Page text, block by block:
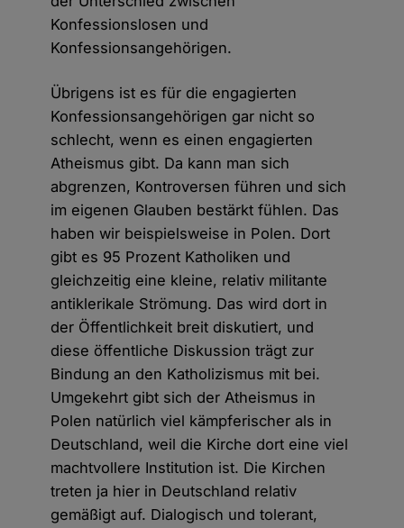
Konfessionslosen und
Konfessionsangehörigen.
Übrigens ist es für die engagierten
Konfessionsangehörigen gar nicht so
schlecht, wenn es einen engagierten
Atheismus gibt. Da kann man sich
abgrenzen, Kontroversen führen und sich
im eigenen Glauben bestärkt fühlen. Das
haben wir beispielsweise in Polen. Dort
gibt es 95 Prozent Katholiken und
gleichzeitig eine kleine, relativ militante
antiklerikale Strömung. Das wird dort in
der Öffentlichkeit breit diskutiert, und
diese öffentliche Diskussion trägt zur
Bindung an den Katholizismus mit bei.
Umgekehrt gibt sich der Atheismus in
Polen natürlich viel kämpferischer als in
Deutschland, weil die Kirche dort eine viel
machtvollere Institution ist. Die Kirchen
treten ja hier in Deutschland relativ
gemäßigt auf. Dialogisch und tolerant,